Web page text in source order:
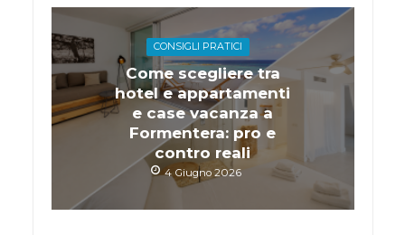
CONSIGLI PRATICI
Come scegliere tra
hotel e appartamenti
e case vacanza a
Formentera: pro e
contro reali
4 Giugno 2026